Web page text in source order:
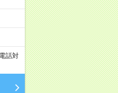
話対